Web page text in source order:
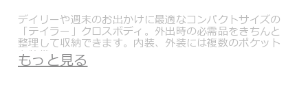
デイリーや週末のお出かけに最適なコンパクトサイズの
「テイラー」クロスボディ。外出時の必需品をきちんと
整理して収納できます。内装、外装には複数のポケット
を装備。
背面のマグネット付きのポケットにはチケットやスマホ
もっと見る